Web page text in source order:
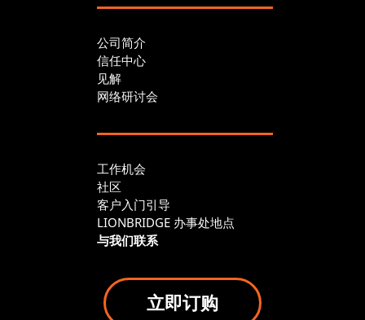
公司简介
信任中心
见解
网络研讨会
工作机会
社区
客户入门引导
LIONBRIDGE 办事处地点
与我们联系
立即订购